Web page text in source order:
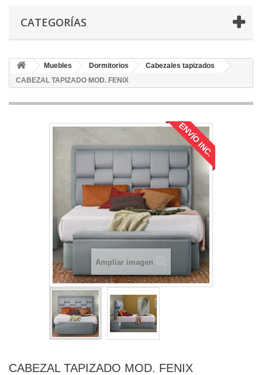
CATEGORÍAS
Muebles Dormitorios
Cabezales tapizados
CABEZAL TAPIZADO MOD. FENIX
ENVÍO INC.
Ampliar imagen
CABEZAL TAPIZADO MOD. FENIX